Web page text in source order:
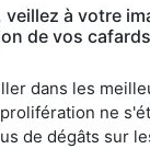
à votre
de vos
dans les
ne
de dégâts sur